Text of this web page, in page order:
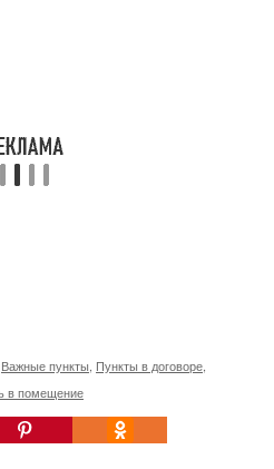
Важные пункты Пункты в договоре
в помещение